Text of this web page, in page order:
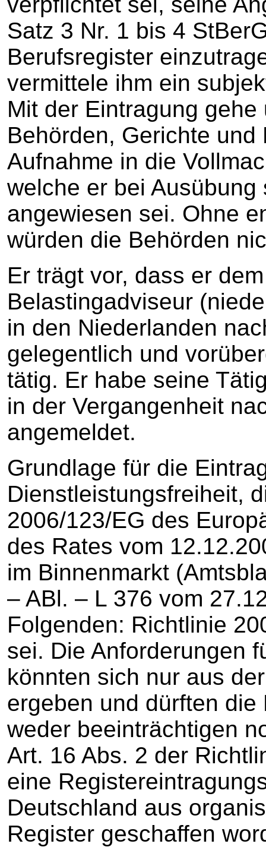
Satz 3 Nr. 1 bis 4
Berufsregister
vermittele ihm ein
Mit der Eintragung
Behörden, Gerichte
Aufnahme in die
welche er bei
angewiesen sei. Ohne
würden die Behörden
Er trägt vor, dass er
Belastingadviseur
in den Niederlanden
gelegentlich und
tätig. Er habe seine
in der Vergangenheit
angemeldet.
Grundlage für die
Dienstleistungsfreiheit,
2006/123/EG des
des Rates vom
im Binnenmarkt
– ABl. – L 376 vom
Folgenden: Richtlinie
sei. Die Anforderungen
könnten sich nur aus
ergeben und dürften
weder beeinträchtigen
Art. 16 Abs. 2 der
eine
Deutschland aus
Register geschaffen